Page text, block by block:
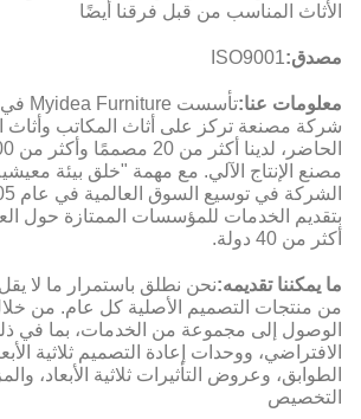
الأثاث المناسب من قبل فرقنا أيضًا
مصدق:ISO9001
معلومات عنا:
شركة مصنعة تركز على أثاث المكاتب
مصنع الإنتاج الآلي. مع مهمة "خلق بيئة
بتقديم الخدمات للمؤسسات الممتازة حول
أكثر من 40 دولة.
ما يمكننا تقديمه:
من منتجات التصميم الأصلية كل عام. من خلال
الوصول إلى مجموعة من الخدمات، بما في
الافتراضي، ووحدات إعادة التصميم ثلاثية
الطوابق، وعروض التأثيرات ثلاثية الأبعاد،
التخصيص